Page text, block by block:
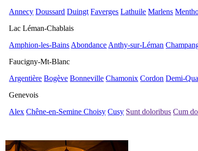
Annecy Doussard Duingt Faverges Lathuile Marlens
Lac Léman-Chablais
Amphion-les-Bains Abondance Anthy-sur-Léman
Faucigny-Mt-Blanc
Argentière Bogève Bonneville Chamonix Cordon Demi-
Genevois
Alex Chêne-en-SemineChoisy Cusy Sunt doloribus Cum